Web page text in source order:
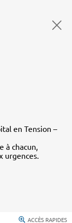
en Tension –
à chacun,
urgences.
ACCÈS RAPIDES